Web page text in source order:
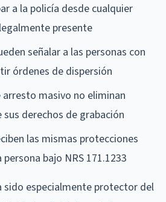
a la policía desde cualquier
presente
señalar a las personas con
órdenes de dispersión
arresto masivo no eliminan
derechos de grabación
las mismas protecciones
bajo NRS 171.1233
sido especialmente protector del